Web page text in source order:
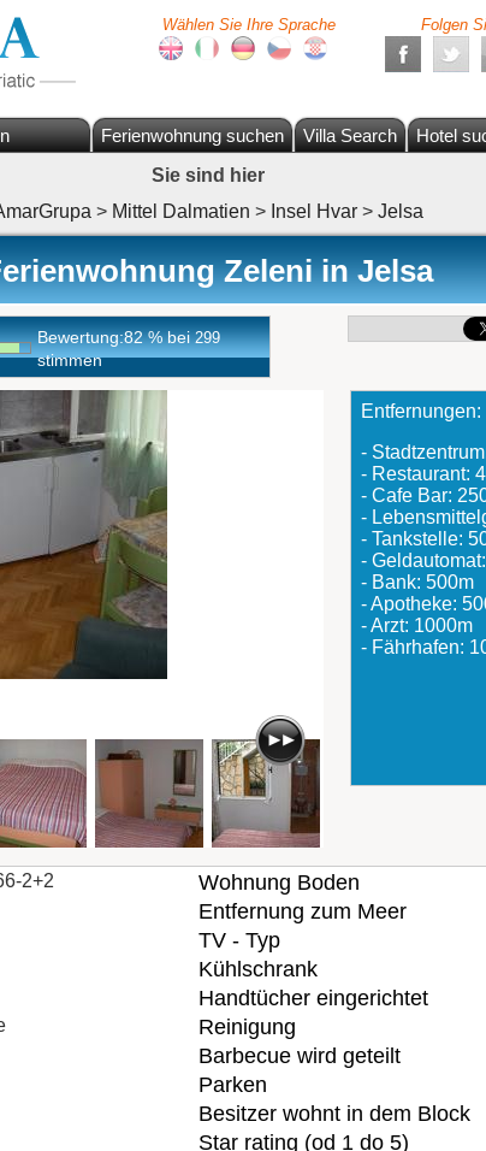
Wählen Sie Ihre Sprache Folgen
Ferienwohnung suchen Villa Search Hotel
Sie sind hier
> Mittel Dalmatien > Insel Hvar > Jelsa
Zeleni in Jelsa
Bewertung:82%bei299
stimmen
Entfernungen:
-
- Restaurant:
- Cafe Bar:
-
- Tankstelle:
-
- Bank: 500m
- Apotheke:
- Arzt: 1000m
- Fährhafen:
2+2 Wohnung Boden
Entfernung zum Meer
TV - Typ
Kühlschrank
Handtücher eingerichtet
Reinigung
Barbecue wird geteilt
Parken
Besitzer wohnt in dem Block
Star rating (od 1 do 5)